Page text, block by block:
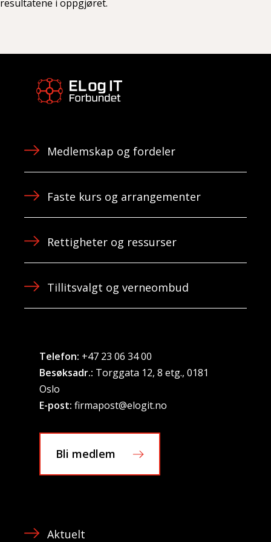
resultatene i oppgjøret.
Medlemskap og fordeler
Faste kurs og arrangementer
Rettigheter og ressurser
Tillitsvalgt og verneombud
Telefon: +47 23 06 34 00
Besøksadr.: Torggata 12, 8 etg., 0181
Oslo
E-post: firmapost@elogit.no
Bli medlem
Aktuelt